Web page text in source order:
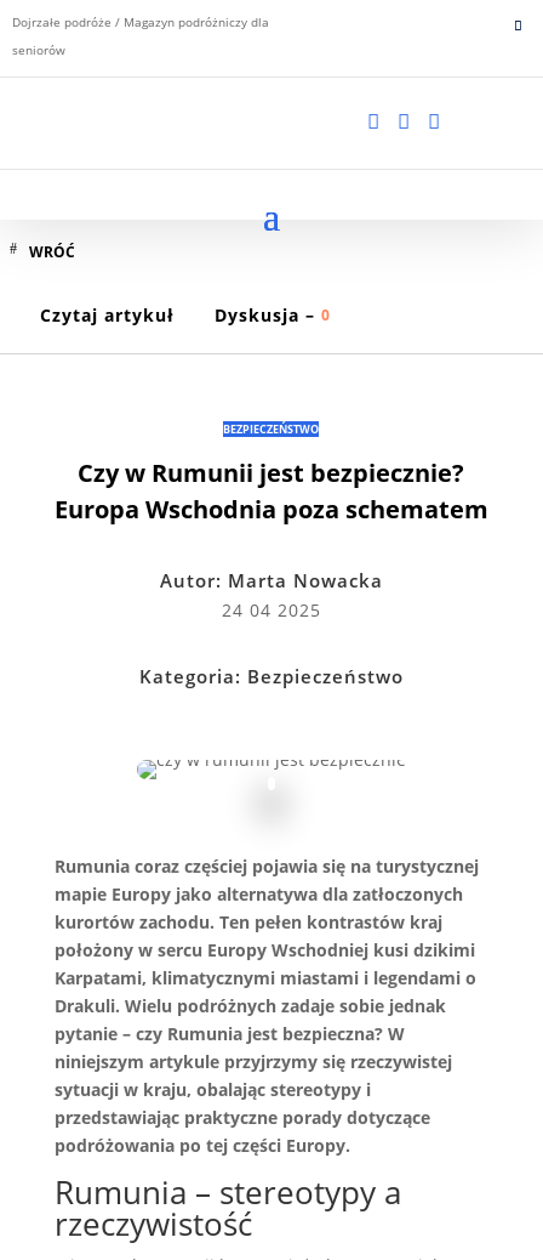
Dojrzałe podróże / Magazyn podróżniczy dla
seniorów
  
WRÓĆ
Czytaj artykuł Dyskusja – 0
BEZPIECZEŃSTWO
Czy w Rumunii jest bezpiecznie?
Europa Wschodnia poza schematem
Autor: Marta Nowacka
24 04 2025
Kategoria: Bezpieczeństwo
Rumunia coraz częściej pojawia się na turystycznej
mapie Europy jako alternatywa dla zatłoczonych
kurortów zachodu. Ten pełen kontrastów kraj
położony w sercu Europy Wschodniej kusi dzikimi
Karpatami, klimatycznymi miastami i legendami o
Drakuli. Wielu podróżnych zadaje sobie jednak
pytanie – czy Rumunia jest bezpieczna? W
niniejszym artykule przyjrzymy się rzeczywistej
sytuacji w kraju, obalając stereotypy i
przedstawiając praktyczne porady dotyczące
podróżowania po tej części Europy.
Rumunia – stereotypy a
rzeczywistość